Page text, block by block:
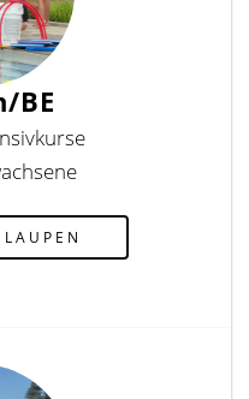
BE
LAUPEN